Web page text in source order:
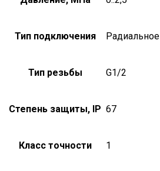
Тип подключения Радиальное
Тип резьбы G1/2
Степень защиты, IP 67
Класс точности 1